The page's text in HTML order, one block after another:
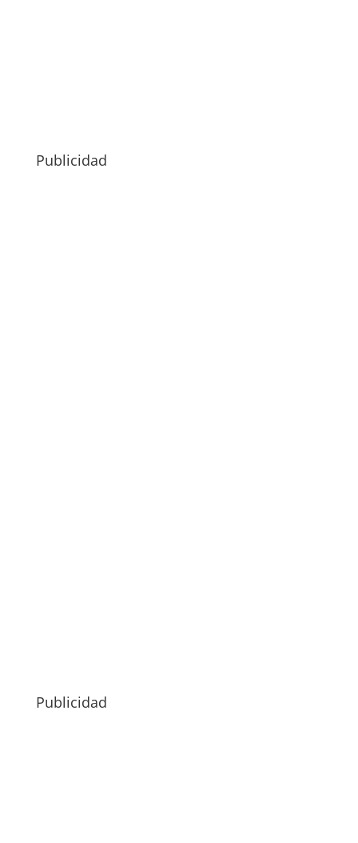
Publicidad
Publicidad